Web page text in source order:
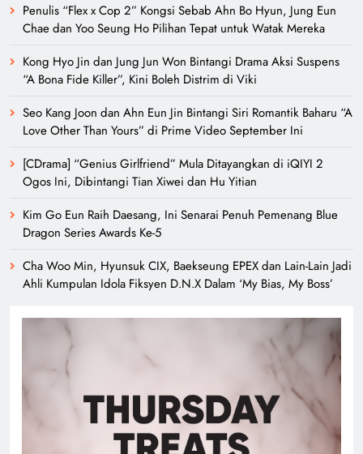
Penulis “Flex x Cop 2” Kongsi Sebab Ahn Bo Hyun, Jung Eun
Chae dan Yoo Seung Ho Pilihan Tepat untuk Watak Mereka
Kong Hyo Jin dan Jung Jun Won Bintangi Drama Aksi Suspens
“A Bona Fide Killer”, Kini Boleh Distrim di Viki
Seo Kang Joon dan Ahn Eun Jin Bintangi Siri Romantik Baharu “A
Love Other Than Yours” di Prime Video September Ini
[CDrama] “Genius Girlfriend” Mula Ditayangkan di iQIYI 2
Ogos Ini, Dibintangi Tian Xiwei dan Hu Yitian
Kim Go Eun Raih Daesang, Ini Senarai Penuh Pemenang Blue
Dragon Series Awards Ke-5
Cha Woo Min, Hyunsuk CIX, Baekseung EPEX dan Lain-Lain Jadi
Ahli Kumpulan Idola Fiksyen D.N.X Dalam ‘My Bias, My Boss’